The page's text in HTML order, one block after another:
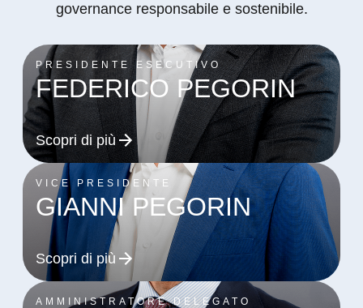
governance responsabile e sostenibile.
PRESIDENTE ESECUTIVO
FEDERICO PEGORIN
Scopri di più
VICE PRESIDENTE
GIANNI PEGORIN
Scopri di più
AMMINISTRATORE DELEGATO